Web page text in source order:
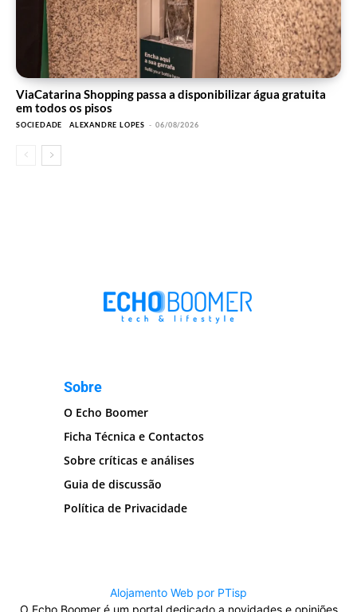
ViaCatarina Shopping passa a disponibilizar água gratuita
em todos os pisos
SOCIEDADE ALEXANDRE LOPES - 06/08/2026
Sobre
O Echo Boomer
Ficha Técnica e Contactos
Sobre críticas e análises
Guia de discussão
Política de Privacidade
Alojamento Web por PTisp